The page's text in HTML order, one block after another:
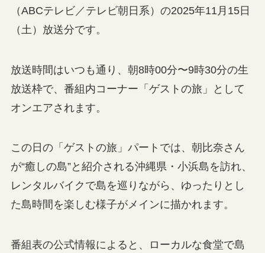
（ABCテレビ／テレビ朝日系）の2025年11月15日
（土）放送分です。
放送時間はいつも通り、朝8時00分〜9時30分の生
放送枠で、番組内コーナー「ゲストの旅」として
オンエアされます。
この日の「ゲストの旅」パートでは、朝比奈さん
が“癒しの島”と紹介される沖縄県・小浜島を訪れ、
レンタルバイクで島を巡りながら、ゆったりとし
た島時間を楽しむ様子がメインに描かれます。
番組表の公式情報によると、ローカルな食堂で島